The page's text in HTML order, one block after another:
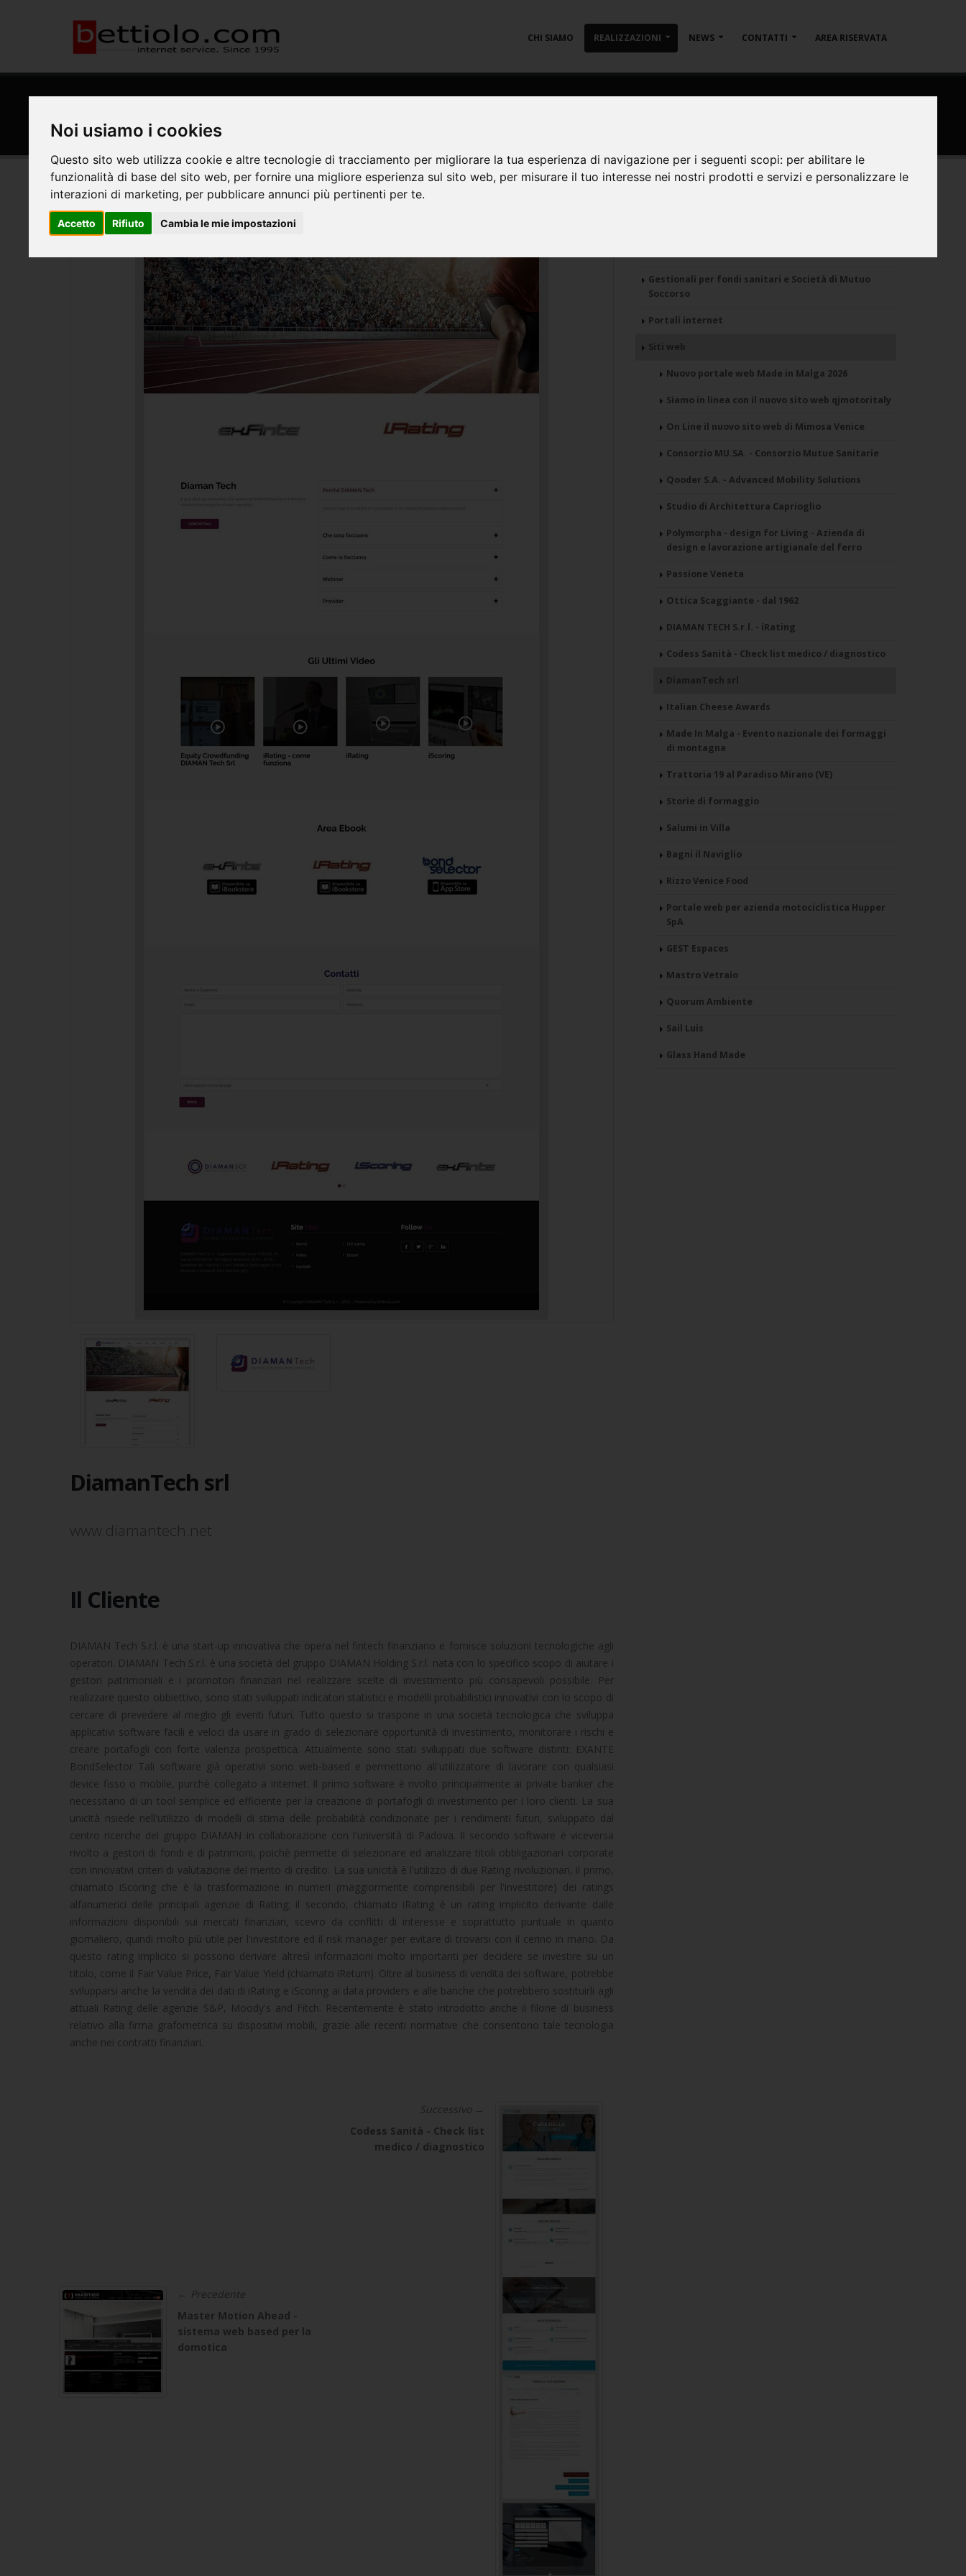
Noi usiamo i cookies
Questo sito web utilizza cookie e altre tecnologie di tracciamento per migliorare la tua esperienza di navigazione per i seguenti scopi: per abilitare le
funzionalità di base del sito web, per fornire una migliore esperienza sul sito web, per misurare il tuo interesse nei nostri prodotti e servizi e personalizzare le
interazioni di marketing, per pubblicare annunci più pertinenti per te.
Accetto Rifiuto Cambia le mie impostazioni
CHI SIAMO REALIZZAZIONI NEWS CONTATTI AREA RISERVATA
HOME REALIZZAZIONI
Siti web: DiamanTech srl
DiamanTech srl
www.diamantech.net
Il Cliente
DIAMAN Tech S.r.l. è una start-up innovativa che opera nel fintech finanziario e fornisce soluzioni tecnologiche agli
operatori. DIAMAN Tech S.r.l. è una società del gruppo DIAMAN Holding S.r.l. nata con lo specifico scopo di aiutare i
gestori patrimoniali e i promotori finanziari nel realizzare scelte di investimento più consapevoli possibile. Per
realizzare questo obbiettivo, sono stati sviluppati indicatori statistici e modelli probabilistici innovativi con lo scopo di
cercare di prevedere al meglio gli eventi futuri. Tutto questo si traspone in una società tecnologica che sviluppa
applicativi software facili e veloci da usare in grado di selezionare opportunità di investimento, monitorare i rischi e
creare portafogli con forte valenza prospettica. Attualmente sono stati sviluppati due software distinti: EXANTE
BondSelector Tali software già operativi sono web-based e permettono all'utilizzatore di lavorare con qualsiasi
device fisso o mobile, purchè collegato a internet. Il primo software è rivolto principalmente ai private banker che
necessitano di un tool semplice ed efficiente per la creazione di portafogli di investimento per i loro clienti. La sua
unicità risiede nell'utilizzo di modelli di stima delle probabilità condizionate per i rendimenti futuri, sviluppato dal
centro ricerche del gruppo DIAMAN in collaborazione con l'università di Padova. Il secondo software è viceversa
rivolto a gestori di fondi e di patrimoni, poichè permette di selezionare ed analizzare titoli obbligazionari corporate
con innovativi criteri di valutazione del merito di credito. La sua unicità è l'utilizzo di due Rating rivoluzionari, il primo,
chiamato iScoring che è la trasformazione in numeri (maggiormente comprensibili per l'investitore) dei ratings
alfanumerici delle principali agenzie di Rating; il secondo, chiamato iRating è un rating implicito derivante dalle
informazioni disponibili sui mercati finanziari, scevro da conflitti di interesse e soprattutto puntuale in quanto
giornaliero, quindi molto più utile per l'investitore ed il risk manager per evitare di trovarsi con il cerino in mano. Da
questo rating implicito si possono derivare altresì informazioni molto importanti per decidere se investire su un
titolo, come il Fair Value Price, Fair Value Yield (chiamato iReturn). Oltre al business di vendita dei software, potrebbe
svilupparsi anche la vendita dei dati di iRating e iScoring ai data providers e alle banche che potrebbero sostituirli agli
attuali Rating delle agenzie S&P, Moody's and Fitch. Recentemente è stato introdotto anche il filone di business
relativo alla firma grafometrica su dispositivi mobili, grazie alle recenti normative che consentono tale tecnologia
anche nei contratti finanziari.
← Precedente
Master Motion Ahead -
sistema web based per la
domotica
Successivo →
Codess Sanità - Check list
medico / diagnostico
Gestionali per fondi sanitari e Società di Mutuo
Soccorso
Portali internet
Siti web
Nuovo portale web Made in Malga 2026
Siamo in linea con il nuovo sito web qjmotoritaly
On Line il nuovo sito web di Mimosa Venice
Consorzio MU.SA. - Consorzio Mutue Sanitarie
Qooder S.A. - Advanced Mobility Solutions
Studio di Architettura Caprioglio
Polymorpha - design for Living - Azienda di
design e lavorazione artigianale del ferro
Passione Veneta
Ottica Scaggiante - dal 1962
DIAMAN TECH S.r.l. - iRating
Codess Sanità - Check list medico / diagnostico
DiamanTech srl
Italian Cheese Awards
Made In Malga - Evento nazionale dei formaggi
di montagna
Trattoria 19 al Paradiso Mirano (VE)
Storie di formaggio
Salumi in Villa
Bagni il Naviglio
Rizzo Venice Food
Portale web per azienda motociclistica Hupper
SpA
GEST Espaces
Mastro Vetraio
Quorum Ambiente
Sail Luis
Glass Hand Made